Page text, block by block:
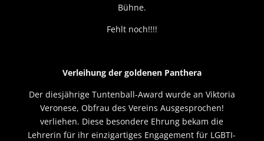
Bühne.
Fehlt noch!!!!
Verleihung der goldenen Panthera
Der diesjährige Tuntenball-Award wurde an Viktoria
Veronese, Obfrau des Vereins Ausgesprochen!
verliehen. Diese besondere Ehrung bekam die
Lehrerin für ihr einzigartiges Engagement für LGBTI-